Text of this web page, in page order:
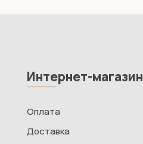
Интернет-магазин
Оплата
Доставка